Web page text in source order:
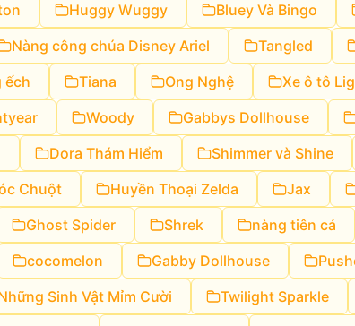
Huggy Wuggy Bluey Và Bingo
Nàng công chúa Disney Ariel Tangled
ếch Tiana Ong Nghệ
Xe ô tô
Woody Gabbys Dollhouse
Dora Thám Hiểm Shimmer và Shine
Chuột Huyền Thoại Zelda Jax
Ghost Spider Shrek nàng tiên cá
cocomelon Gabby Dollhouse
Sinh Vật Mỉm Cười Twilight Sparkle